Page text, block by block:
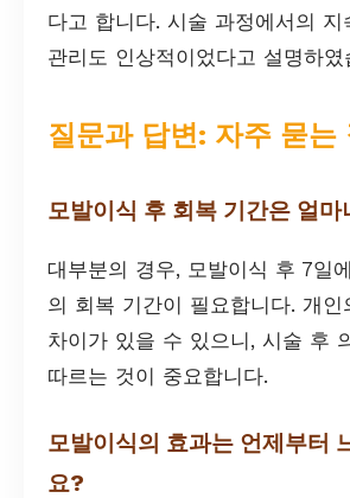
다고 합니다. 시술 과정에서의 지
관리도 인상적이었다고 설명하였
질문과 답변: 자주 묻는
모발이식 후 회복 기간은 얼
대부분의 경우, 모발이식 후 7일
의 회복 기간이 필요합니다. 개
차이가 있을 수 있으니, 시술 후
따르는 것이 중요합니다.
모발이식의 효과는 언제부터
요?